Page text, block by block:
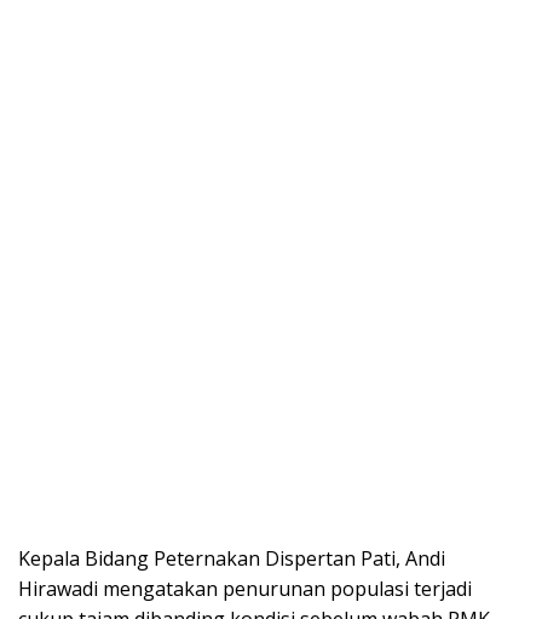
Kepala Bidang Peternakan Dispertan Pati, Andi
Hirawadi mengatakan penurunan populasi terjadi